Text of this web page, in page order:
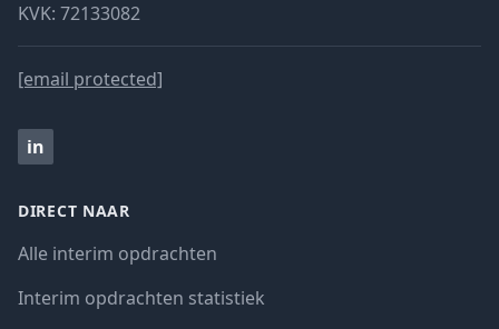
KVK: 72133082
[email protected]
in
DIRECT NAAR
Alle interim opdrachten
Interim opdrachten statistiek